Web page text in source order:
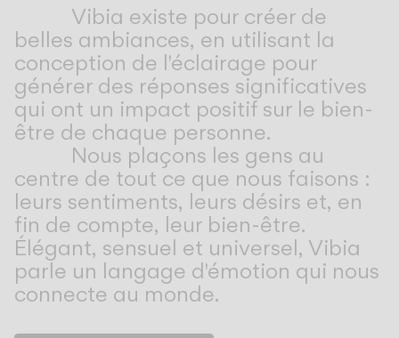
Vibia existe pour créer de
belles ambiances, en utilisant la
conception de l'éclairage pour
générer des réponses significatives
qui ont un impact positif sur le bien-
être de chaque personne.
Nous plaçons les gens au
centre de tout ce que nous faisons :
leurs sentiments, leurs désirs et, en
fin de compte, leur bien-être.
Élégant, sensuel et universel, Vibia
parle un langage d'émotion qui nous
connecte au monde.